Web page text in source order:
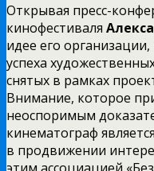
Открывая пресс-
кинофестиваля
идее его
успеха
снятых в рамках
Внимание, которое
неоспоримым
кинематограф
в продвижении